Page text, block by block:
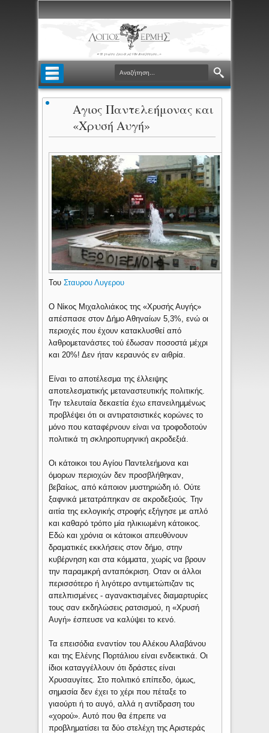
Αγιος Παντελεήμονας και
«Χρυσή Αυγή»
ΤουΣταυρου Λυγερου
Ο Νίκος Μιχαλολιάκος της «Χρυσής Αυγής»
απέσπασε στον Δήμο Αθηναίων 5,3%, ενώ οι
περιοχές που έχουν κατακλυσθεί από
λαθρομετανάστες τού έδωσαν ποσοστά μέχρι
και 20%! Δεν ήταν κεραυνός εν αιθρία.
Είναι το αποτέλεσμα της έλλειψης
αποτελεσματικής μεταναστευτικής πολιτικής.
Την τελευταία δεκαετία έχω επανειλημμένως
προβλέψει ότι οι αντιρατσιστικές κορώνες το
μόνο που καταφέρνουν είναι να τροφοδοτούν
πολιτικά τη σκληροπυρηνική ακροδεξιά.
Οι κάτοικοι του Αγίου Παντελεήμονα και
όμορων περιοχών δεν προσβλήθηκαν,
βεβαίως, από κάποιον μυστηριώδη ιό. Ούτε
ξαφνικά μετατράπηκαν σε ακροδεξιούς. Την
αιτία της εκλογικής στροφής εξήγησε με απλό
και καθαρό τρόπο μία ηλικιωμένη κάτοικος.
Εδώ και χρόνια οι κάτοικοι απευθύνουν
δραματικές εκκλήσεις στον δήμο, στην
κυβέρνηση και στα κόμματα, χωρίς να βρουν
την παραμικρή ανταπόκριση. Οταν οι άλλοι
περισσότερο ή λιγότερο αντιμετώπιζαν τις
απελπισμένες - αγανακτισμένες διαμαρτυρίες
τους σαν εκδηλώσεις ρατσισμού, η «Χρυσή
Αυγή» έσπευσε να καλύψει το κενό.
Τα επεισόδια εναντίον του Αλέκου Αλαβάνου
και της Ελένης Πορτάλιου είναι ενδεικτικά. Οι
ίδιοι καταγγέλλουν ότι δράστες είναι
Χρυσαυγίτες. Στο πολιτικό επίπεδο, όμως,
σημασία δεν έχει το χέρι που πέταξε το
γιαούρτι ή το αυγό, αλλά η αντίδραση του
«χορού». Αυτό που θα έπρεπε να
προβληματίσει τα δύο στελέχη της Αριστεράς